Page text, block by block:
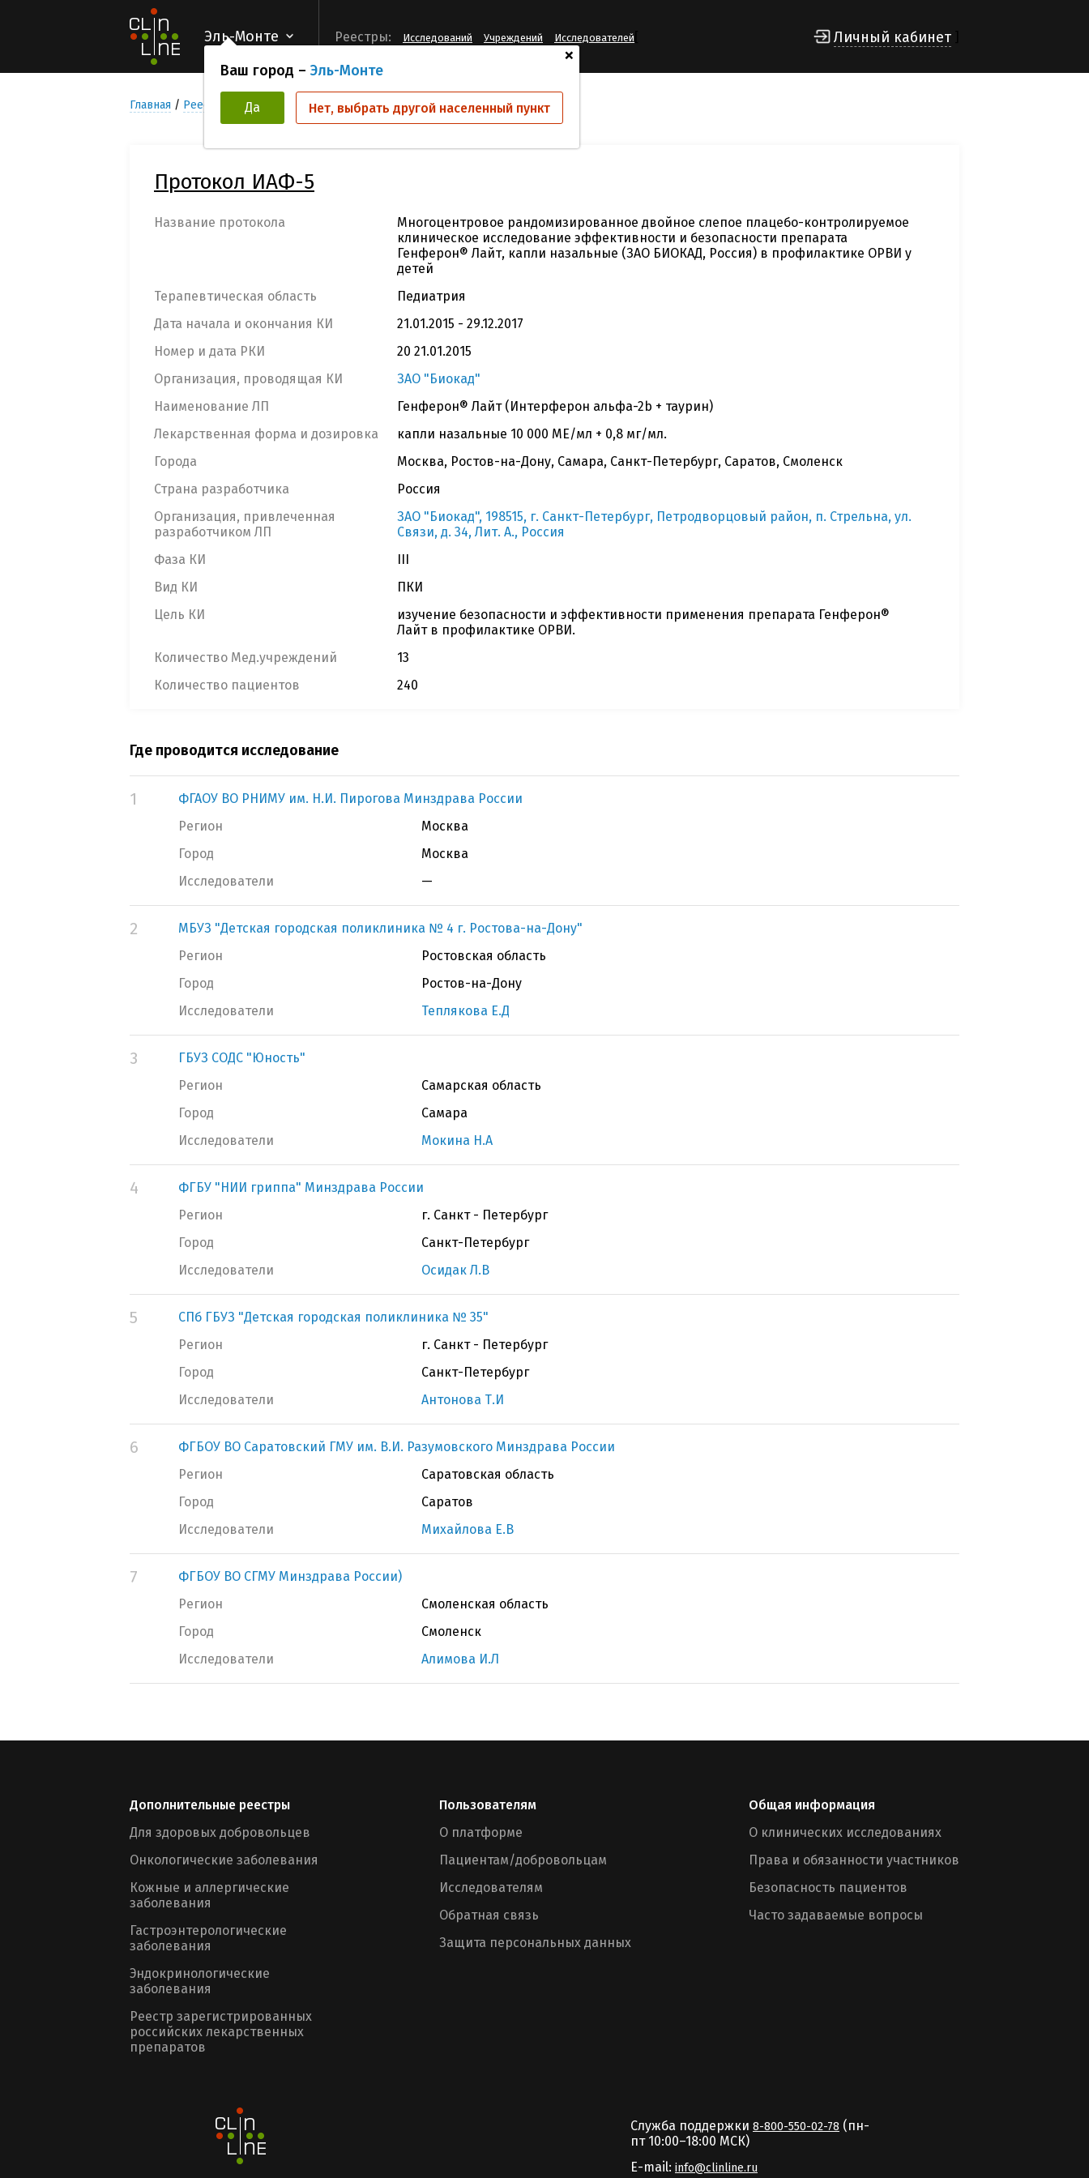
Эль-Монте
+
Ваш город – Эль-Монте
Да Нет, выбрать другой населенный пункт
Реестры: Исследований Учреждений Исследователей Личный кабинет
Главная Реестр Клинических исследований ИАФ-5
Протокол ИАФ-5
Название протокола
Многоцентровое рандомизированное двойное слепое плацебо-контролируемое
клиническое исследование эффективности и безопасности препарата
Генферон® Лайт, капли назальные (ЗАО БИОКАД, Россия) в профилактике ОРВИ у
детей
Терапевтическая область
Педиатрия
Дата начала и окончания КИ
21.01.2015 - 29.12.2017
Номер и дата РКИ
20 21.01.2015
Организация, проводящая КИ
ЗАО "Биокад"
Наименование ЛП
Генферон® Лайт (Интерферон альфа-2b + таурин)
Лекарственная форма и дозировка
капли назальные 10 000 МЕ/мл + 0,8 мг/мл.
Города
Москва, Ростов-на-Дону, Самара, Санкт-Петербург, Саратов, Смоленск
Страна разработчика
Россия
Организация, привлеченная
разработчиком ЛП
ЗАО "Биокад", 198515, г. Санкт-Петербург, Петродворцовый район, п. Стрельна, ул.
Связи, д. 34, Лит. А., Россия
Фаза КИ
III
Вид КИ
ПКИ
Цель КИ
изучение безопасности и эффективности применения препарата Генферон®
Лайт в профилактике ОРВИ.
Количество Мед.учреждений
13
Количество пациентов
240
Где проводится исследование
1
ФГАОУ ВО РНИМУ им. Н.И. Пирогова Минздрава России
Регион
Москва
Город
Москва
Исследователи
—
2
МБУЗ "Детская городская поликлиника № 4 г. Ростова-на-Дону"
Регион
Ростовская область
Город
Ростов-на-Дону
Исследователи
Теплякова Е.Д
3
ГБУЗ СОДС "Юность"
Регион
Самарская область
Город
Самара
Исследователи
Мокина Н.А
4
ФГБУ "НИИ гриппа" Минздрава России
Регион
г. Санкт - Петербург
Город
Санкт-Петербург
Исследователи
Осидак Л.В
5
СПб ГБУЗ "Детская городская поликлиника № 35"
Регион
г. Санкт - Петербург
Город
Санкт-Петербург
Исследователи
Антонова Т.И
6
ФГБОУ ВО Саратовский ГМУ им. В.И. Разумовского Минздрава России
Регион
Саратовская область
Город
Саратов
Исследователи
Михайлова Е.В
7
ФГБОУ ВО СГМУ Минздрава России)
Регион
Смоленская область
Город
Смоленск
Исследователи
Алимова И.Л
Дополнительные реестры
Для здоровых добровольцев
Онкологические заболевания
Кожные и аллергические
заболевания
Гастроэнтерологические
заболевания
Эндокринологические
заболевания
Реестр зарегистрированных
российских лекарственных
препаратов
Пользователям
О платформе
Пациентам/добровольцам
Исследователям
Обратная связь
Защита персональных данных
Общая информация
О клинических исследованиях
Права и обязанности участников
Безопасность пациентов
Часто задаваемые вопросы
Служба поддержки 8-800-550-02-78 (пн-
пт 10:00–18:00 MCК)
E-mail: info@clinline.ru